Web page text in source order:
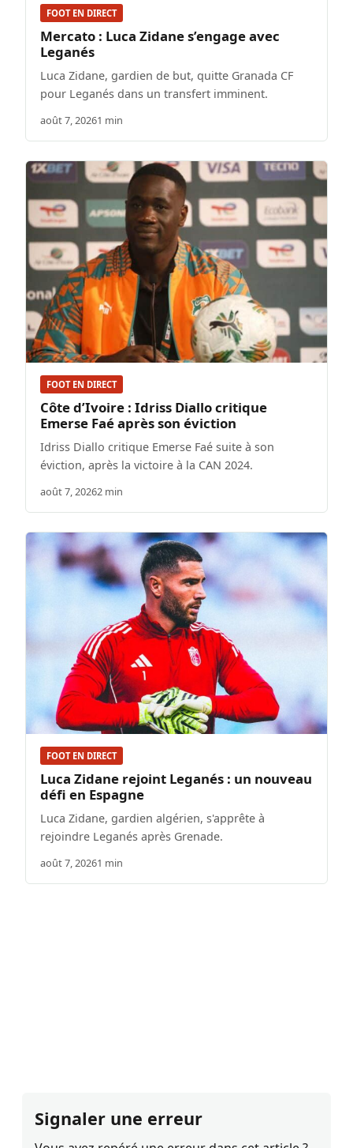
FOOT EN DIRECT
Mercato : Luca Zidane s’engage avec
Leganés
Luca Zidane, gardien de but, quitte Granada CF
pour Leganés dans un transfert imminent.
août 7, 20261 min
FOOT EN DIRECT
Côte d’Ivoire : Idriss Diallo critique
Emerse Faé après son éviction
Idriss Diallo critique Emerse Faé suite à son
éviction, après la victoire à la CAN 2024.
août 7, 20262 min
FOOT EN DIRECT
Luca Zidane rejoint Leganés : un nouveau
défi en Espagne
Luca Zidane, gardien algérien, s'apprête à
rejoindre Leganés après Grenade.
août 7, 20261 min
Signaler une erreur